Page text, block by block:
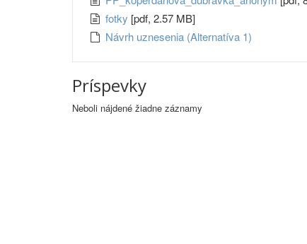
fotky [pdf, 2.57 MB]
Návrh uznesenia (Alternatíva 1)
Príspevky
Neboli nájdené žiadne záznamy